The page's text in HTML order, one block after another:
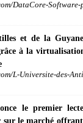
DataCore-
et de la
à la
L-Universite-des-
le premier
le marché